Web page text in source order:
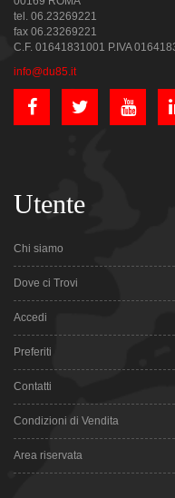
tel. 06.23269221
fax 06.23269221
C.F. 01641831001 P.IVA
info@du85.it
Utente
Chi siamo
Dove ci Trovi
Accedi
Preferiti
Contatti
Condizioni di Vendita
Area riservata